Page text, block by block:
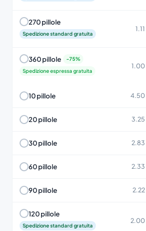
270 pillole
Spedizione standard gratuita
360 pillole
Spedizione espressa gratuita
10 pillole 4.50
20 pillole
30 pillole
60 pillole
90 pillole
120 pillole
Spedizione standard gratuita
2.00